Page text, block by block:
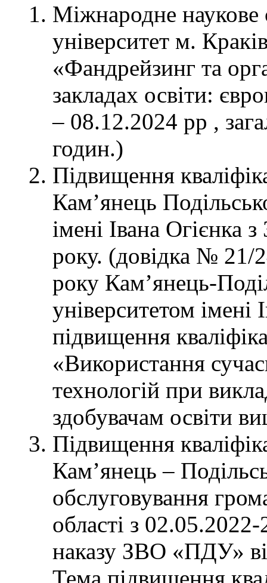
Міжнародне наукове
університет м.
«Фандрейзинг та
закладах освіти:
– 08.12.2024 рр ,
годин.)
Підвищення
Кам’янець
імені Івана Огієнка
року. (довідка № 21/
року Кам’янець-
університетом імені
підвищення
«Використання
технологій при
здобувачам освіти
Підвищення
Кам’янець –
обслуговування
області з
наказу ЗВО «ПДУ»
Тема підвищення